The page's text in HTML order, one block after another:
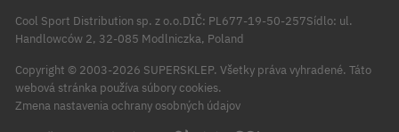
Cool Sport Distribution sp. z o.o.DIČ: PL677-19-50-257Sídlo: ul.
Handlowców 2, 32-085 Modlniczka, Poland
Copyright © 2003-2026 SUPERSKLEP. Všetky práva vyhradené. Táto
webová stránka používa súbory cookies.
Zmena nastavenia ochrany osobných údajov